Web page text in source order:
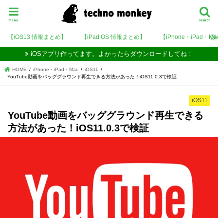
search
menu
【iOS13 情報まとめ】 【iPad OS 情報まとめ】 【iPhone・iPad・
iOSアプリ作ってます。よかったらダウンロードしてね！
HOME iPhone・iPad・Mac
iOS11
YouTube動画をバッググラウンド再生できる方法があった！iOS11.0.3で検証
iOS11
YouTube動画をバッググラウンド再生できる
方法があった！iOS11.0.3で検証